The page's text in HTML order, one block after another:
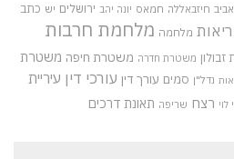
חיזבאללה חמאס יונה יהב ירושלים יש כתב
מלחמה מלחמת חרבות
משטרת חדרה משטרת חיפה משטרת
נדל"ן סמים עורך דין עורכי דין עיריית
לוי רצח שריפה תאונת דרכים